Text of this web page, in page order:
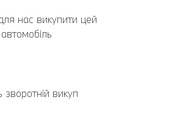
нас викупити цей
зворотній викуп